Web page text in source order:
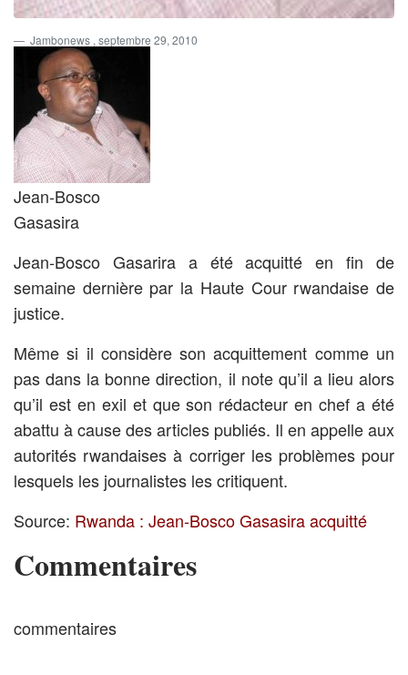
Jambonews , septembre 29, 2010
Jean-Bosco
Gasasira
Jean-Bosco Gasarira a été acquitté en fin de
semaine dernière par la Haute Cour rwandaise de
justice.
Même si il considère son acquittement comme un
pas dans la bonne direction, il note qu’il a lieu alors
qu’il est en exil et que son rédacteur en chef a été
abattu à cause des articles publiés. Il en appelle aux
autorités rwandaises à corriger les problèmes pour
lesquels les journalistes les critiquent.
Source: Rwanda : Jean-Bosco Gasasira acquitté
Commentaires
commentaires